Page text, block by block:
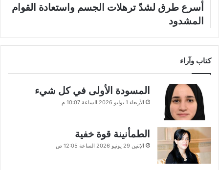
أسرع طرق لشدّ ترهلات الجسم واستعادة القوام
المشدود
كتاب وآراء
المسودة الأولى في كل شيء
الأربعاء 1 يوليو 2026 الساعة 10:07 م
الطمأنينة قوة خفية
الإثنين 29 يونيو 2026 الساعة 12:05 ص